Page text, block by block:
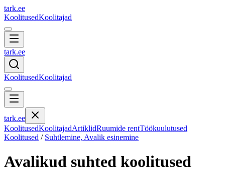
tark.ee
KoolitusedKoolitajad
tark.ee
KoolitusedKoolitajad
tark.ee
KoolitusedKoolitajadArtiklidRuumide rentTöökuulutused
Koolitused / Suhtlemine, Avalik esinemine
Avalikud suhted koolitused